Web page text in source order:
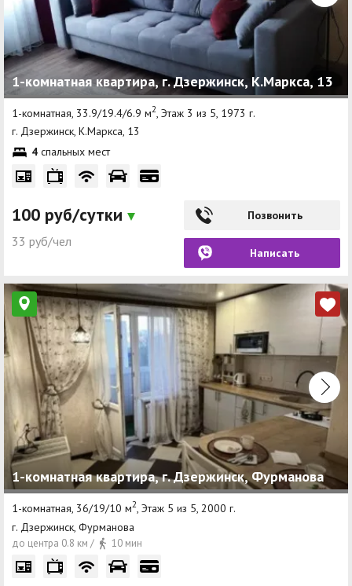
1-комнатная квартира, г. Дзержинск, К.Маркса, 13
1-комнатная, 33.9/19.4/6.9 м2 , Этаж 3 из 5, 1973 г.
г. Дзержинск, К.Маркса, 13
4 спальных мест
100 руб/сутки
33 руб/чел
Позвонить
Написать
1-комнатная квартира, г. Дзержинск, Фурманова
1-комнатная, 36/19/10 м2, Этаж 5 из 5, 2000 г.
г. Дзержинск, Фурманова
до центра 0.8 км / 10 мин